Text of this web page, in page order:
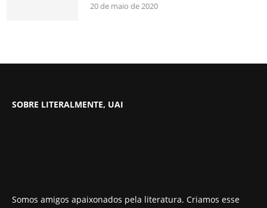
20 de maio de 2020
SOBRE LITERALMENTE, UAI
Somos amigos apaixonados pela literatura. Criamos esse